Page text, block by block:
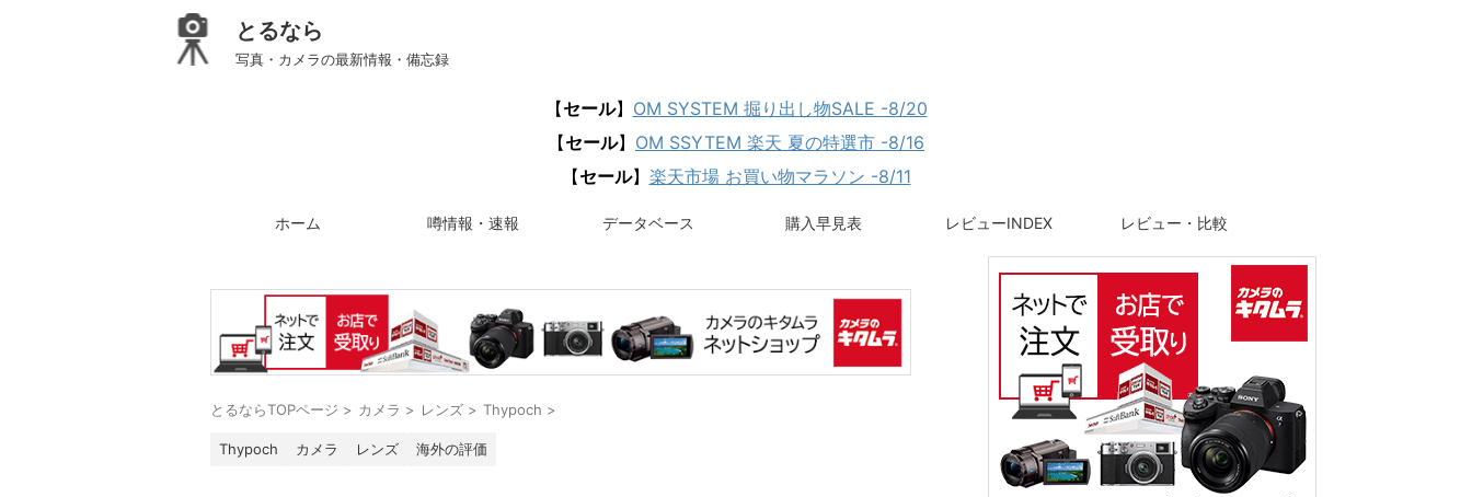
とるなら
写真・カメラの最新情報・備忘録
【セール】 OM SYSTEM 掘り出し物SALE -8/20
【セール】 OM SSYTEM 楽天 夏の特選市 -8/16
【セール】 楽天市場 お買い物マラソン -8/11
ホーム 噂情報・速報 データベース 購入早見表 レビューINDEX レビュー・比較
とるならTOPページ > カメラ > レンズ > Thypoch >
Thypoch カメラ レンズ 海外の評価